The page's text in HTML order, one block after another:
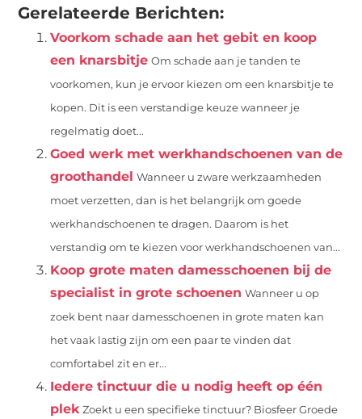
Gerelateerde Berichten:
Voorkom schade aan het gebit en koop
een knarsbitje Om schade aan je tanden te
voorkomen, kun je ervoor kiezen om een knarsbitje te
kopen. Dit is een verstandige keuze wanneer je
regelmatig doet...
Goed werk met werkhandschoenen van de
groothandel Wanneer u zware werkzaamheden
moet verzetten, dan is het belangrijk om goede
werkhandschoenen te dragen. Daarom is het
verstandig om te kiezen voor werkhandschoenen van...
Koop grote maten damesschoenen bij de
specialist in grote schoenen Wanneer u op
zoek bent naar damesschoenen in grote maten kan
het vaak lastig zijn om een paar te vinden dat
comfortabel zit en er...
Iedere tinctuur die u nodig heeft op één
plek Zoekt u een specifieke tinctuur? Biosfeer Groede